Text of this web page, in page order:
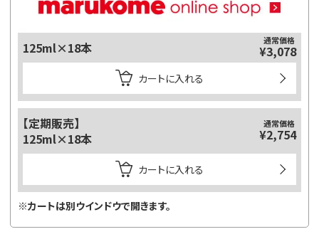
125ml×18本 通常価格
¥3,078
カートに入れる
【定期販売】
125ml×18本
通常価格
¥2,754
カートに入れる
※カートは別ウインドウで開きます。